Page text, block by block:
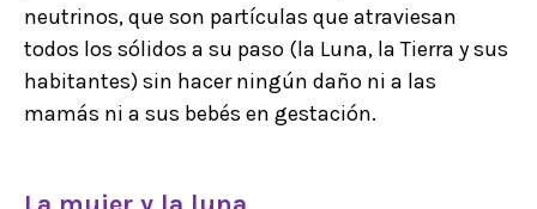
neutrinos, que son partículas que atraviesan
todos los sólidos a su paso (la Luna, la Tierra y sus
habitantes) sin hacer ningún daño ni a las
mamás ni a sus bebés en gestación.